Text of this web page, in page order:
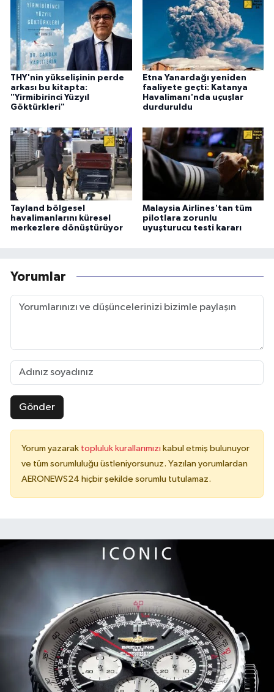
THY'nin yükselişinin perde
arkası bu kitapta:
"Yirmibirinci Yüzyıl
Göktürkleri"
Etna Yanardağı yeniden
faaliyete geçti: Katanya
Havalimanı'nda uçuşlar
durduruldu
Tayland bölgesel
havalimanlarını küresel
merkezlere dönüştürüyor
Malaysia Airlines'tan tüm
pilotlara zorunlu
uyuşturucu testi kararı
Yorumlar
Gönder
Yorum yazarak topluluk kurallarımızı kabul etmiş bulunuyor
ve tüm sorumluluğu üstleniyorsunuz. Yazılan yorumlardan
AERONEWS24 hiçbir şekilde sorumlu tutulamaz.